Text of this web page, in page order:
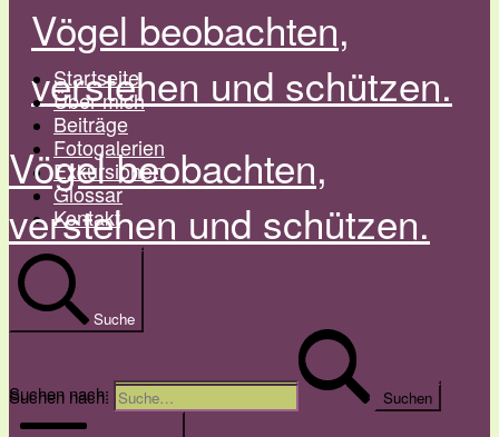
Vögel beobachten,
verstehen und schützen.
Startseite
Über mich
Beiträge
Fotogalerien
Exkursionen
Glossar
Kontakt
Suche
Suchen nach:
Vögel beobachten,
verstehen und schützen.
Suche
Suchen nach: